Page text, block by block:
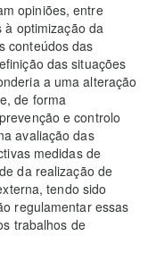
opiniões, entre
à optimização da
conteúdos das
das situações
a uma alteração
de forma
e controlo
avaliação das
medidas de
da realização de
tendo sido
regulamentar essas
trabalhos de